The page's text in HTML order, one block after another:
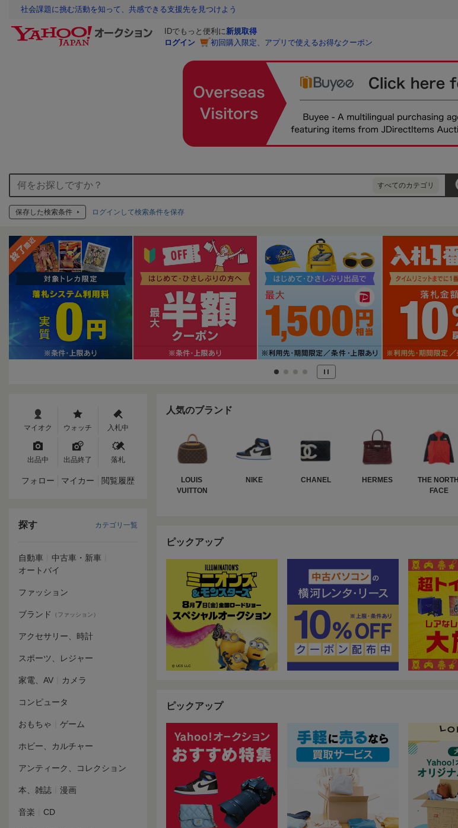
社会課題に挑む活動を知って、共感できる支援先を見つけよう
IDでもっと便利に 新規取得
ログイン
初回購入限定、アプリで使えるお得なクーポン
すべてのカテゴリ
保存した検索条件 ログインして検索条件を保存
マイオク ウォッチ 入札中
出品中 出品終了 落札
フォロー マイカー 閲覧履歴
探す カテゴリ一覧
自動車 中古車・新車
オートバイ
ファッション
ブランド （ファッション）
アクセサリー、時計
スポーツ、レジャー
家電、AV カメラ
コンピュータ
おもちゃ ゲーム
ホビー、カルチャー
アンティーク、コレクション
本、雑誌 漫画
音楽 CD
人気のブランド
LOUIS
VUITTON
NIKE CHANEL HERMES
THE NORTH
FACE
ピックアップ
ピックアップ